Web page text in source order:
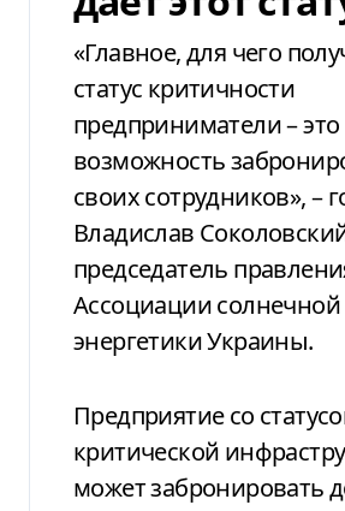
«Главное, для чего получают
статус критичности
предприниматели – это
возможность
своих сотрудников», –
Владислав
председатель
Ассоциации солнечной
энергетики Украины.
Предприятие со
критической
может забронировать